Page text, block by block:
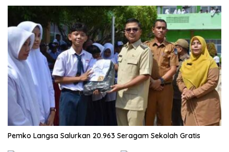
Pemko Langsa Salurkan 20.963 Seragam Sekolah Gratis